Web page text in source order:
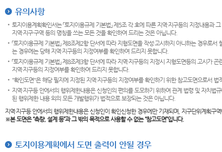
유의사항
토지이용계획확인서는 「토지이용규제 기본법」 제5조 각 호에 따른 지역·지구등의 지정내용
지역·지구·구역 등의 명칭을 쓰는 모든 것을 확인하여 드리는 것은 아닙니다.
「토지이용규제 기본법」 제8조제2항 단서에 따라 지형도면을 작성·고시하지 아니하는 경우로
는 경우에는 당해 지역·지구등의 지정여부를 확인하여 드리지 못합니다.
「토지이용규제 기본법」 제8조제3항 단서에 따라 지역·지구등의 지정시 지형도면등의 고시가
지역·지구등의 지정여부를 확인하여 드리지 못합니다.
"확인도면"은 해당 필지에 지정된 지역·지구등의 지정여부를 확인하기 위한 참고도면으로서
지역·지구등 안에서의 행위제한내용은 신청인의 편의를 도모하기 위하여 관계 법령 및 자치
된 행위제한 내용 외의 모든 개발행위가 법적으로 보장되는 것은 아닙니다.
지역·지구등 안에서의 행위제한내용은 신청인이 확인신청한 경우에만 기재되며, 지구단위계획
※본 도면은“측량, 설계 등”과 그 밖의 목적으로 사용할 수 없는 “참고도면”입니다.
토지이용계획에서 도면 출력이 안될 경우